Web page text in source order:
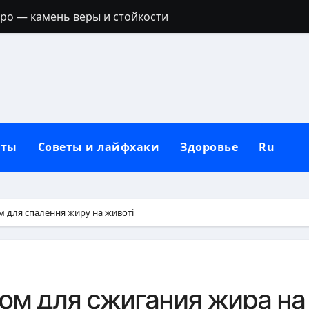
— камень веры и стойкости
филе: точное время и секреты сочности
кольцо: традиции, приметы и современные
секреты выбора и нанесения
для организма
на стол: полное руководство без наказаний
Советы и лайфхаки Здоровье Ru
для спалення жиру на животі
для сжигания жира на